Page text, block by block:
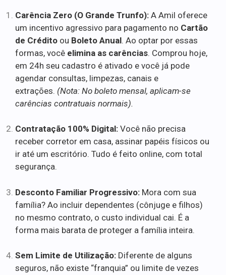
Carência Zero (O Grande Trunfo): A Amil oferece
um incentivo agressivo para pagamento no Cartão
de Crédito ou Boleto Anual. Ao optar por essas
formas, você elimina as carências. Comprou hoje,
em 24h seu cadastro é ativado e você já pode
agendar consultas, limpezas, canais e
extrações. (Nota: No boleto mensal, aplicam-se
carências contratuais normais).
Contratação 100% Digital: Você não precisa
receber corretor em casa, assinar papéis físicos ou
ir até um escritório. Tudo é feito online, com total
segurança.
Desconto Familiar Progressivo: Mora com sua
família? Ao incluir dependentes (cônjuge e filhos)
no mesmo contrato, o custo individual cai. É a
forma mais barata de proteger a família inteira.
Sem Limite de Utilização: Diferente de alguns
seguros, não existe “franquia” ou limite de vezes